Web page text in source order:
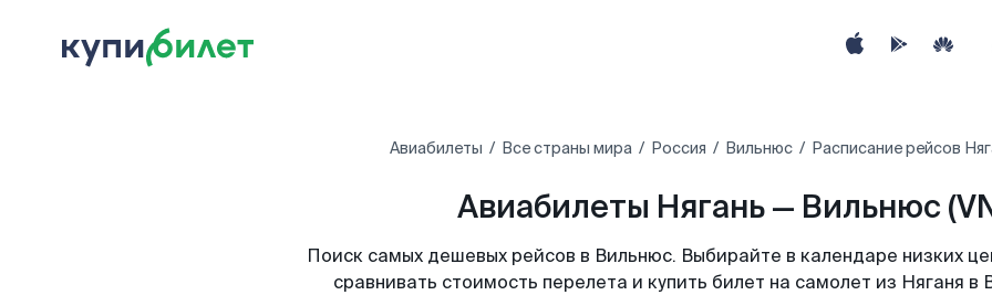
Авиабилеты Все страны мира Россия Вильнюс Расписание рейсов
Авиабилеты Нягань — Вильнюс
Поиск самых дешевых рейсов в Вильнюс. Выбирайте в календаре низких
сравнивать стоимость перелета и купить билет на самолет из Няганя в